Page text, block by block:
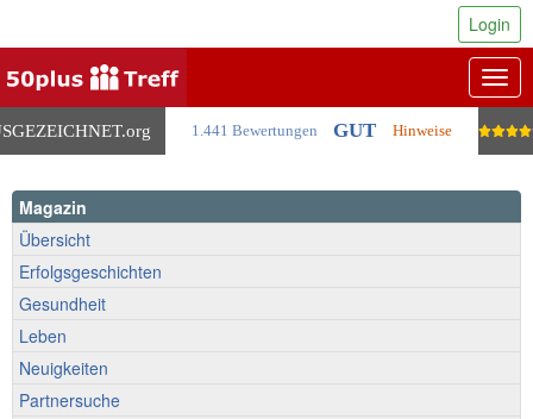
.org 1.441 Bewertungen GUT Hinweise
Login
Magazin
Übersicht
Erfolgsgeschichten
Gesundheit
Leben
Neuigkeiten
Partnersuche